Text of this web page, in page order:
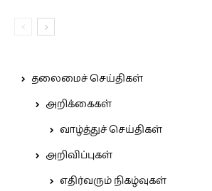
தலைமைச் செய்திகள்
அறிக்கைகள்
வாழ்த்துச் செய்திகள்
அறிவிப்புகள்
எதிர்வரும் நிகழ்வுகள்